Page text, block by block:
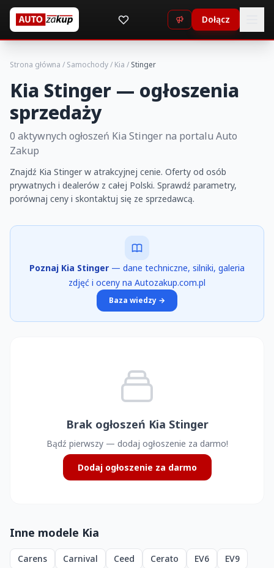
Dołącz
Strona główna / Samochody/ Kia / Stinger
Kia Stinger — ogłoszenia
sprzedaży
0 aktywnych ogłoszeń Kia Stinger na portalu Auto
Zakup
Znajdź Kia Stinger w atrakcyjnej cenie. Oferty od osób
prywatnych i dealerów z całej Polski. Sprawdź parametry,
porównaj ceny i skontaktuj się ze sprzedawcą.
Poznaj Kia Stinger — dane techniczne, silniki, galeria
zdjęć i oceny na Autozakup.com.pl
Baza wiedzy →
Brak ogłoszeń Kia Stinger
Bądź pierwszy — dodaj ogłoszenie za darmo!
Dodaj ogłoszenie za darmo
Inne modele Kia
Carens Carnival Ceed Cerato EV6
EV9